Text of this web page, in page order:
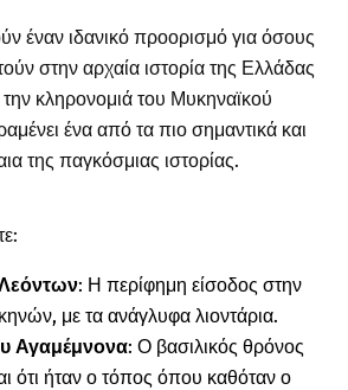
έναν ιδανικό προορισμό για όσους
στην αρχαία ιστορία της Ελλάδας
κληρονομιά του Μυκηναϊκού
ένα από τα πιο σημαντικά και
της παγκόσμιας ιστορίας.
: Η περίφημη είσοδος στην
με τα ανάγλυφα λιοντάρια.
Αγαμέμνονα: Ο βασιλικός θρόνος
ότι ήταν ο τόπος όπου καθόταν ο